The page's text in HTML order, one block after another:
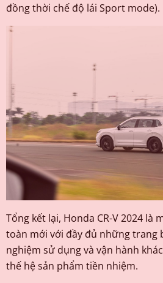
đồng thời chế độ lái Sport mode).
Tổng kết lại, Honda CR-V 2024 là
toàn mới với đầy đủ những trang
nghiệm sử dụng và vận hành
thế hệ sản phẩm tiền nhiệm.